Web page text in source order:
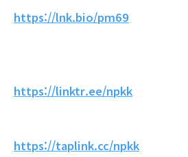
https://lnk.bio/pm69
https://linktr.ee/npkk
https://taplink.cc/npkk